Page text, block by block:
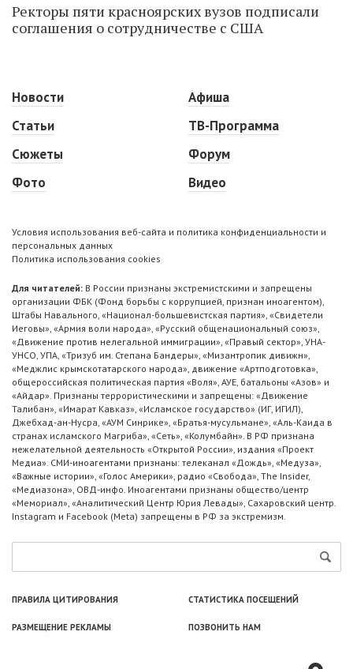
Ректоры пяти красноярских вузов подписали
соглашения о сотрудничестве с США
Новости
Статьи
Сюжеты
Фото
Афиша
ТВ-Программа
Форум
Видео
Условия использования веб-сайта и политика конфиденциальности и
персональных данных
Политика использования cookies
Для читателей: В России признаны экстремистскими и запрещены
организации ФБК (Фонд борьбы с коррупцией, признан иноагентом),
Штабы Навального, «Национал-большевистская партия», «Свидетели
Иеговы», «Армия воли народа», «Русский общенациональный союз»,
«Движение против нелегальной иммиграции», «Правый сектор», УНА-
УНСО, УПА, «Тризуб им. Степана Бандеры», «Мизантропик дивижн»,
«Меджлис крымскотатарского народа», движение «Артподготовка»,
общероссийская политическая партия «Воля», АУЕ, батальоны «Азов» и
«Айдар». Признаны террористическими и запрещены: «Движение
Талибан», «Имарат Кавказ», «Исламское государство» (ИГ, ИГИЛ),
Джебхад-ан-Нусра, «АУМ Синрике», «Братья-мусульмане», «Аль-Каида в
странах исламского Магриба», «Сеть», «Колумбайн». В РФ признана
нежелательной деятельность «Открытой России», издания «Проект
Медиа». СМИ-иноагентами признаны: телеканал «Дождь», «Медуза»,
«Важные истории», «Голос Америки», радио «Свобода», The Insider,
«Медиазона», ОВД-инфо. Иноагентами признаны общество/центр
«Мемориал», «Аналитический Центр Юрия Левады», Сахаровский центр.
Instagram и Facebook (Metа) запрещены в РФ за экстремизм.
ПРАВИЛА ЦИТИРОВАНИЯ СТАТИСТИКА ПОСЕЩЕНИЙ
РАЗМЕЩЕНИЕ РЕКЛАМЫ ПОЗВОНИТЬ НАМ